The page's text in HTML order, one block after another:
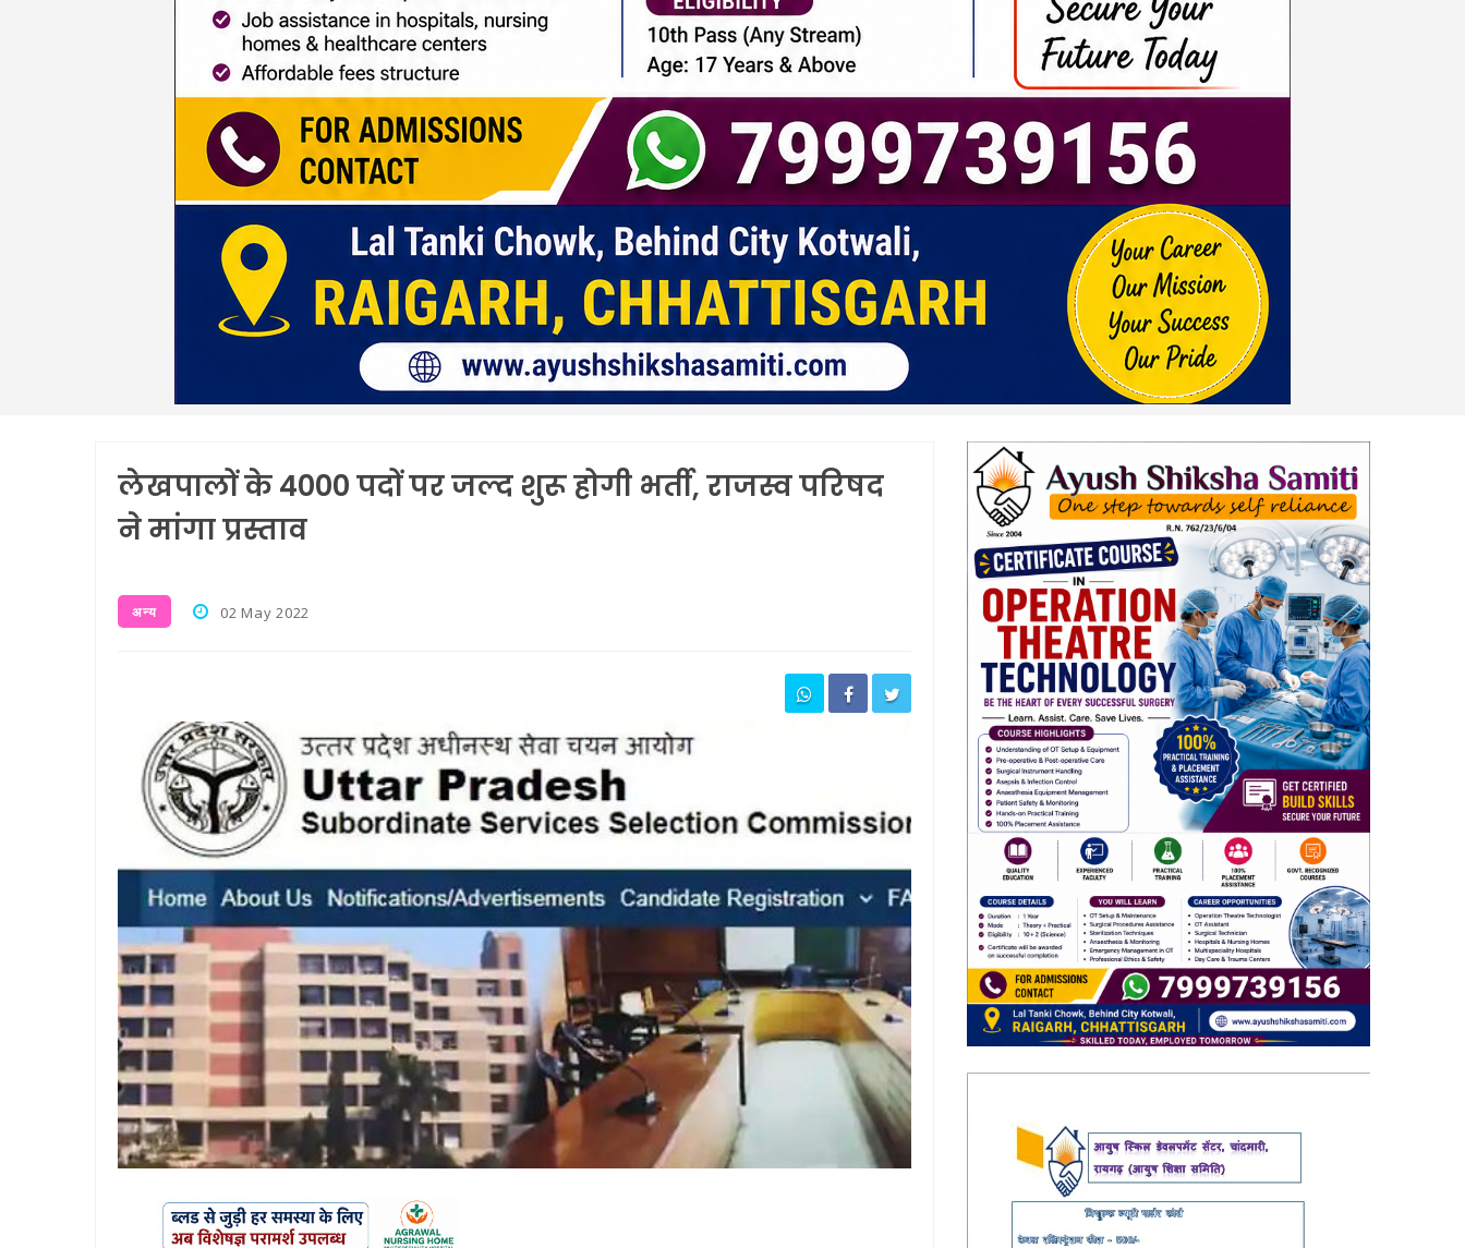
लेखपालों के 4000 पदों पर जल्द शुरू होगी भर्ती, राजस्व परिषद
ने मांगा प्रस्ताव
अन्य 02 May 2022